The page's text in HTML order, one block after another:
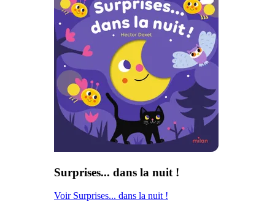
Surprises... dans la nuit !
Voir Surprises... dans la nuit !